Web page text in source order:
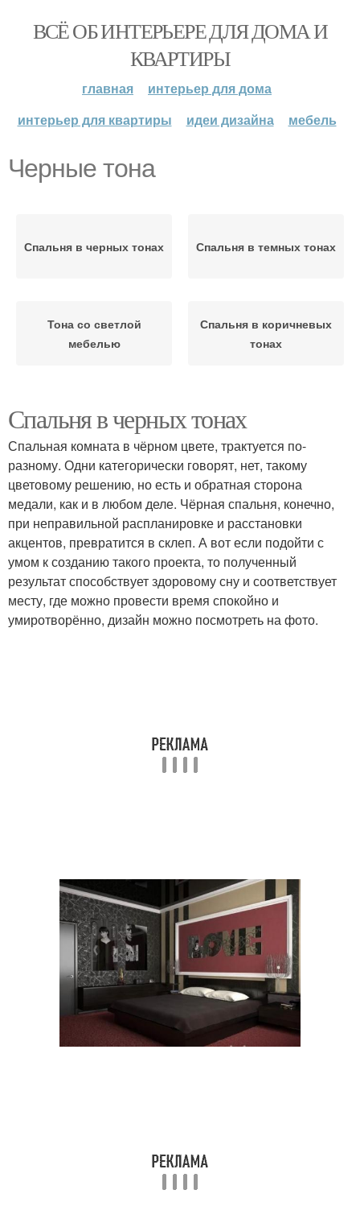
ВСЁ ОБ ИНТЕРЬЕРЕ ДЛЯ ДОМА И
КВАРТИРЫ
главная
интерьер для дома
интерьер для квартиры
идеи дизайна мебель
Черные тона
Спальня в черных тонах Спальня в темных тонах
Тона со светлой
мебелью
Спальня в коричневых
тонах
Спальня в черных тонах
Спальная комната в чёрном цвете, трактуется по-
разному. Одни категорически говорят, нет, такому
цветовому решению, но есть и обратная сторона
медали, как и в любом деле. Чёрная спальня, конечно,
при неправильной распланировке и расстановки
акцентов, превратится в склеп. А вот если подойти с
умом к созданию такого проекта, то полученный
результат способствует здоровому сну и соответствует
месту, где можно провести время спокойно и
умиротворённо, дизайн можно посмотреть на фото.